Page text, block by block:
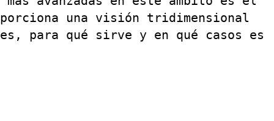
una visión tridimensional
para qué sirve y en qué casos es